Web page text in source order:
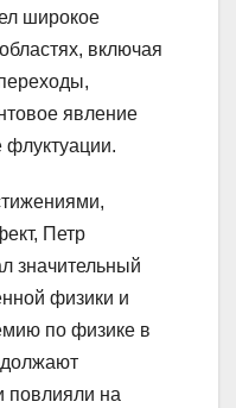
широкое
включая
явление
флуктуации.
Петр
значительный
физики и
по физике в
повлияли на